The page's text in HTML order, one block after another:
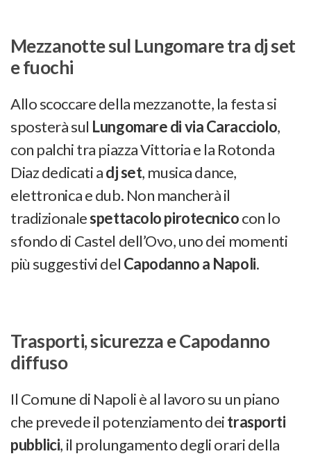
Mezzanotte sul Lungomare tra dj set
e fuochi
Allo scoccare della mezzanotte, la festa si
sposterà sul Lungomare di via Caracciolo,
con palchi tra piazza Vittoria e la Rotonda
Diaz dedicati adj set, musica dance,
elettronica e dub. Non mancherà il
tradizionalespettacolo pirotecnicocon lo
sfondo di Castel dell’Ovo, uno dei momenti
più suggestivi del Capodanno a Napoli.
Trasporti, sicurezza e Capodanno
diffuso
Il Comune di Napoli è al lavoro su un piano
che prevede il potenziamento deitrasporti
pubblici, il prolungamento degli orari della